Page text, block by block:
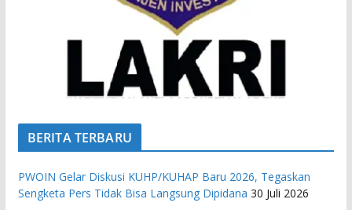
BERITA TERBARU
PWOIN Gelar Diskusi KUHP/KUHAP Baru 2026, Tegaskan
Sengketa Pers Tidak Bisa Langsung Dipidana 30 Juli 2026